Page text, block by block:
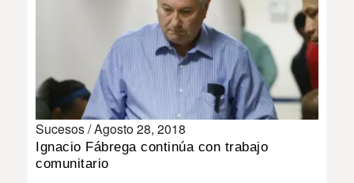
SHOW
DEPORTES
Sucesos /Agosto 28, 2018
Ignacio Fábrega continúa con trabajo
comunitario